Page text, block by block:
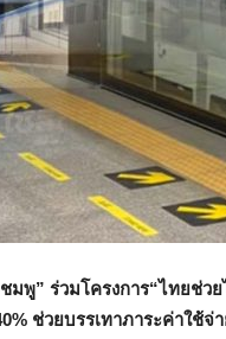
ชมพู” ร่วมโครงการ“ไทยช่
ช่วยบรรเทาภาระค่าใช้จ่